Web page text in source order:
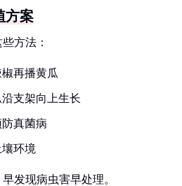
方案
方法：
再播黄瓜
支架向上生长
真菌病
环境
发现病虫害早处理。